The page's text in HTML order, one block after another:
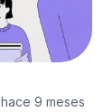
hace 9 meses